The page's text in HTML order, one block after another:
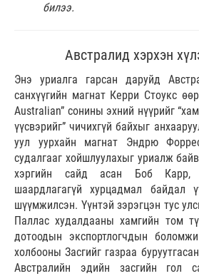
билээ.
Австралид хэрхэн
Энэ уриалга гарсан даруйд
санхүүгийн магнат Керри Стоукс
Australian” сонины эхний нүүрийг
үүсвэрийг” чичихгүй байхыг
уул уурхайн магнат Эндрю
судалгааг хойшлуулахыг уриалж
хэргийн сайд асан Боб Карр,
шаардлагагүй хурцадмал байдал
шүүмжилсэн. Үүнтэй зэрэгцэн тус
Паллас худалдааны хамгийн том
дотоодын экспортлогчдын
холбооны Засгийг газраа
Австралийн эдийн засгийн гол